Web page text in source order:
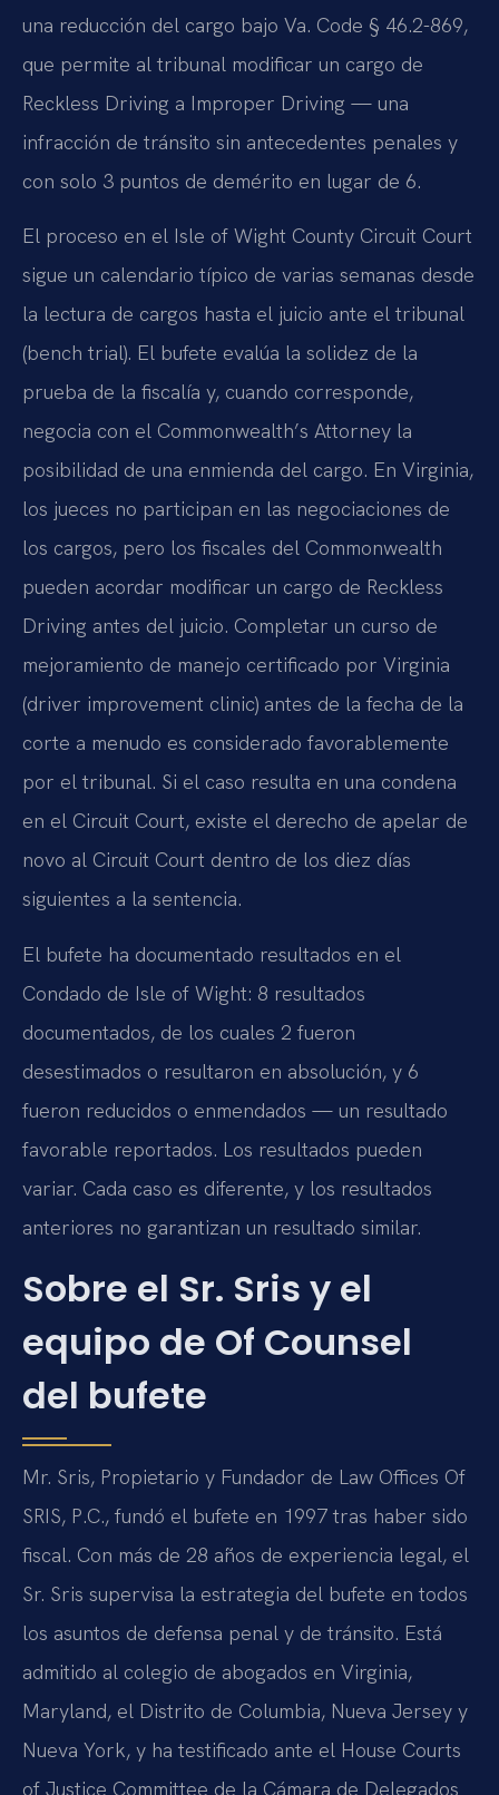
una reducción del cargo bajo Va. Code § 46.2-869,
que permite al tribunal modificar un cargo de
Reckless Driving a Improper Driving — una
infracción de tránsito sin antecedentes penales y
con solo 3 puntos de demérito en lugar de 6.
El proceso en el Isle of Wight County Circuit Court
sigue un calendario típico de varias semanas desde
la lectura de cargos hasta el juicio ante el tribunal
(bench trial). El bufete evalúa la solidez de la
prueba de la fiscalía y, cuando corresponde,
negocia con el Commonwealth’s Attorney la
posibilidad de una enmienda del cargo. En Virginia,
los jueces no participan en las negociaciones de
los cargos, pero los fiscales del Commonwealth
pueden acordar modificar un cargo de Reckless
Driving antes del juicio. Completar un curso de
mejoramiento de manejo certificado por Virginia
(driver improvement clinic) antes de la fecha de la
corte a menudo es considerado favorablemente
por el tribunal. Si el caso resulta en una condena
en el Circuit Court, existe el derecho de apelar de
novo al Circuit Court dentro de los diez días
siguientes a la sentencia.
El bufete ha documentado resultados en el
Condado de Isle of Wight: 8 resultados
documentados, de los cuales 2 fueron
desestimados o resultaron en absolución, y 6
fueron reducidos o enmendados — un resultado
favorable reportados. Los resultados pueden
variar. Cada caso es diferente, y los resultados
anteriores no garantizan un resultado similar.
Sobre el Sr. Sris y el
equipo de Of Counsel
del bufete
Mr. Sris, Propietario y Fundador de Law Offices Of
SRIS, P.C., fundó el bufete en 1997 tras haber sido
fiscal. Con más de 28 años de experiencia legal, el
Sr. Sris supervisa la estrategia del bufete en todos
los asuntos de defensa penal y de tránsito. Está
admitido al colegio de abogados en Virginia,
Maryland, el Distrito de Columbia, Nueva Jersey y
Nueva York, y ha testificado ante el House Courts
of Justice Committee de la Cámara de Delegados